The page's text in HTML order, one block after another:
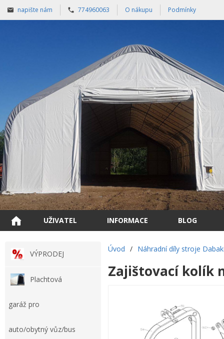
napište nám 774960063 O nákupu Podmínky
UŽIVATEL INFORMACE BLOG
VÝPRODEJ
Plachtová
garáž pro
auto/obytný vůz/bus
Úvod / Náhradní díly stroje
Zajištovací kolík